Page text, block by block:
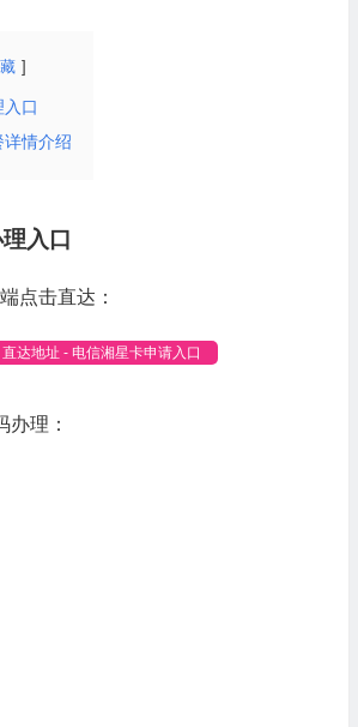
口
详情介绍
入口
点击直达：
直达地址 - 电信湘星卡申请入口
办理：